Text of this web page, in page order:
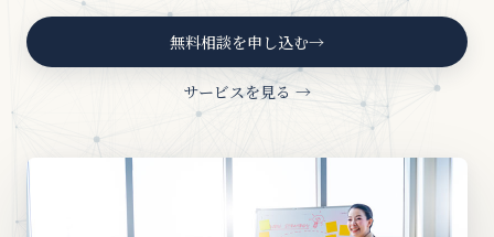
無料相談を申し込む→
サービスを見る →